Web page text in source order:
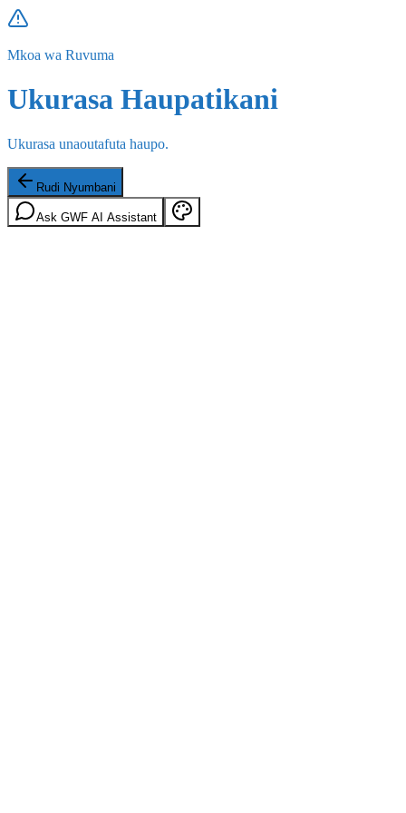
Mkoa wa Ruvuma
Ukurasa Haupatikani
Ukurasa unaoutafuta haupo.
Rudi Nyumbani
Ask GWF AI Assistant